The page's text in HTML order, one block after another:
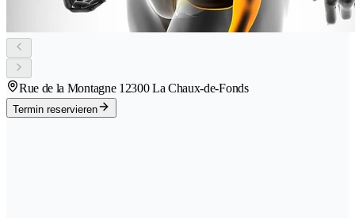
Rue de la Montagne 1 2300 La Chaux-de-Fonds
Termin reservieren